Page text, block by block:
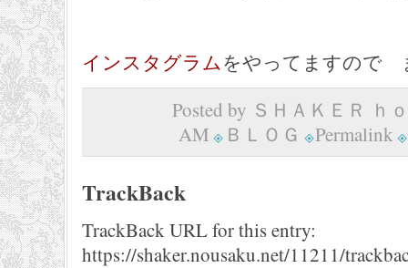
インスタグラムをやってますので
Posted by ＳＨＡＫＥＲ ｈ
AM
ＢＬＯＧ Permalink
TrackBack
TrackBack URL for this entry:
https://shaker.nousaku.net/11211/